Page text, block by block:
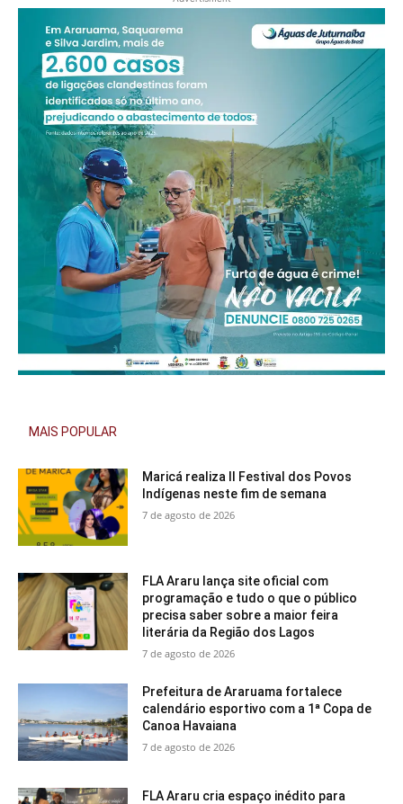
MAIS POPULAR
Maricá realiza II Festival dos Povos
Indígenas neste fim de semana
7 de agosto de 2026
FLA Araru lança site oficial com
programação e tudo o que o público
precisa saber sobre a maior feira
literária da Região dos Lagos
7 de agosto de 2026
Prefeitura de Araruama fortalece
calendário esportivo com a 1ª Copa de
Canoa Havaiana
7 de agosto de 2026
FLA Araru cria espaço inédito para